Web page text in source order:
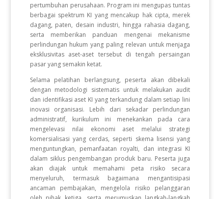
pertumbuhan perusahaan. Program ini mengupas tuntas
berbagai spektrum KI yang mencakup hak cipta, merek
dagang, paten, desain industri, hingga rahasia dagang,
serta memberikan panduan mengenai mekanisme
perlindungan hukum yang paling relevan untuk menjaga
eksklusivitas aset-aset tersebut di tengah persaingan
pasar yang semakin ketat.
Selama pelatihan berlangsung, peserta akan dibekali
dengan metodologi sistematis untuk melakukan audit
dan identifikasi aset KI yang terkandung dalam setiap lini
inovasi organisasi. Lebih dari sekadar perlindungan
administratif, kurikulum ini menekankan pada cara
mengelevasi nilai ekonomi aset melalui strategi
komersialisasi yang cerdas, seperti skema lisensi yang
menguntungkan, pemanfaatan royalti, dan integrasi KI
dalam siklus pengembangan produk baru. Peserta juga
akan diajak untuk memahami peta risiko secara
menyeluruh, termasuk bagaimana mengantisipasi
ancaman pembajakan, mengelola risiko pelanggaran